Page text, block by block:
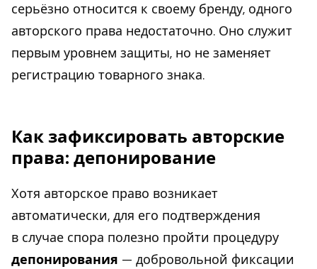
серьёзно относится к своему бренду, одного
авторского права недостаточно. Оно служит
первым уровнем защиты, но не заменяет
регистрацию товарного знака.
Как зафиксировать авторские
права: депонирование
Хотя авторское право возникает
автоматически, для его подтверждения
в случае спора полезно пройти процедуру
депонирования — добровольной фиксации